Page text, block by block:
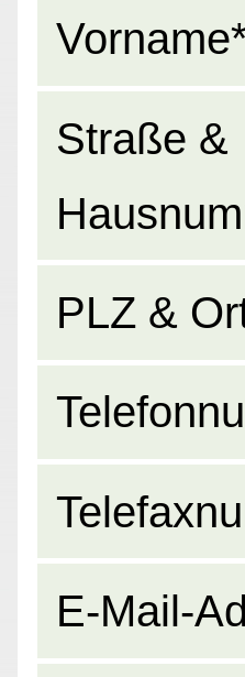
Straße &
PLZ &
E-Mail-